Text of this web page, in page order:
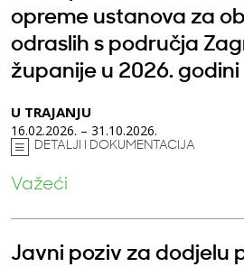
opreme ustanova za
odraslih s područja
županije u 2026. godini
U TRAJANJU
16.02.2026. – 31.10.2026.
DETALJI I DOKUMENTACIJA
Važeći
Javni poziv za dodjelu